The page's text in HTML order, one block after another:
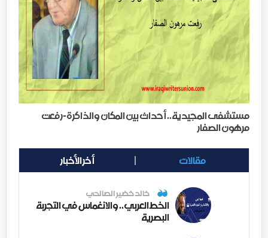
مستشفى المجيدية.. أحداث بين المكان والذاكرة-رفعت
مرهون الصفار
مقالات أخر الأخبار
خالد خضير الصالحي
الخط العربي.. والانغماس في التجربة
البصرية